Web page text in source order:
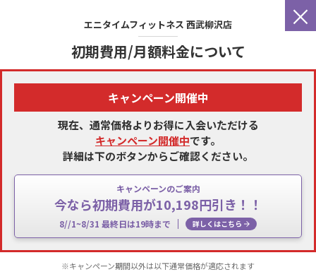
×
エニタイムフィットネス 西武柳沢店
初期費用/月額料金について
キャンペーン開催中
現在、通常価格よりお得に入会いただける
キャンペーン開催中です。
詳細は下のボタンからご確認ください。
キャンペーンのご案内
今なら初期費用が10,198円引き！！
8//1~8/31 最終日は19時まで 詳しくはこちら
※キャンペーン期間以外は以下通常価格が適応されます